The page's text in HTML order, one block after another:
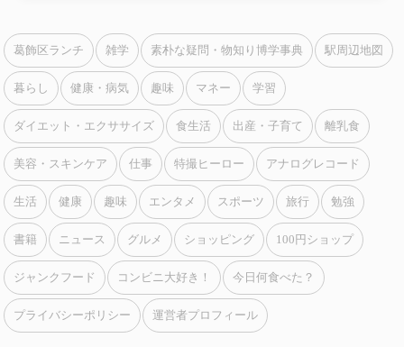
葛飾区ランチ 雑学 素朴な疑問・物知り博学事典 駅周辺地図
暮らし 健康・病気 趣味 マネー 学習
ダイエット・エクササイズ 食生活 出産・子育て 離乳食
美容・スキンケア 仕事 特撮ヒーロー アナログレコード
生活 健康 趣味 エンタメ スポーツ 旅行 勉強
書籍 ニュース グルメ ショッピング 100円ショップ
ジャンクフード コンビニ大好き！ 今日何食べた？
プライバシーポリシー 運営者プロフィール